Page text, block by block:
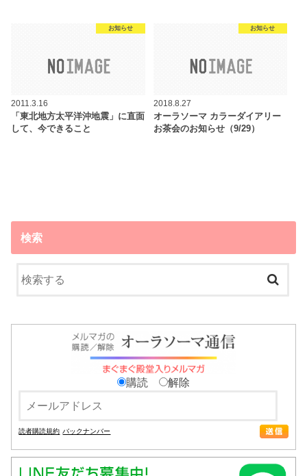
お知らせ
2011.3.16
「東北地方太平洋沖地震」に直面
して、今できること
お知らせ
2018.8.27
オーラソーマ カラーダイアリー
お茶会のお知らせ（9/29）
検索
購読 解除
読者購読規約 バックナンバー